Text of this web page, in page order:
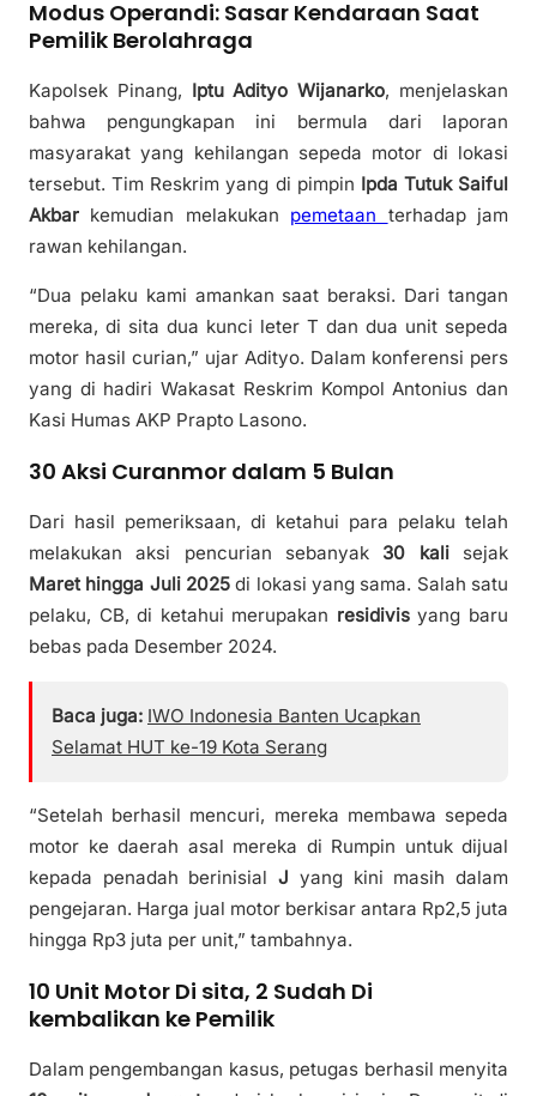
Modus Operandi: Sasar Kendaraan Saat
Pemilik Berolahraga
Kapolsek Pinang, Iptu Adityo Wijanarko, menjelaskan
bahwa pengungkapan ini bermula dari laporan
masyarakat yang kehilangan sepeda motor di lokasi
tersebut. Tim Reskrim yang di pimpin Ipda Tutuk Saiful
Akbar kemudian melakukan pemetaan terhadap jam
rawan kehilangan.
“Dua pelaku kami amankan saat beraksi. Dari tangan
mereka, di sita dua kunci leter T dan dua unit sepeda
motor hasil curian,” ujar Adityo. Dalam konferensi pers
yang di hadiri Wakasat Reskrim Kompol Antonius dan
Kasi Humas AKP Prapto Lasono.
30 Aksi Curanmor dalam 5 Bulan
Dari hasil pemeriksaan, di ketahui para pelaku telah
melakukan aksi pencurian sebanyak 30 kalisejak
Maret hingga Juli 2025 di lokasi yang sama. Salah satu
pelaku, CB, di ketahui merupakan residivisyang baru
bebas pada Desember 2024.
Baca juga: IWO Indonesia Banten Ucapkan
Selamat HUT ke-19 Kota Serang
“Setelah berhasil mencuri, mereka membawa sepeda
motor ke daerah asal mereka di Rumpin untuk dijual
kepada penadah berinisialJ yang kini masih dalam
pengejaran. Harga jual motor berkisar antara Rp2,5 juta
hingga Rp3 juta per unit,” tambahnya.
10 Unit Motor Di sita, 2 Sudah Di
kembalikan ke Pemilik
Dalam pengembangan kasus, petugas berhasil menyita